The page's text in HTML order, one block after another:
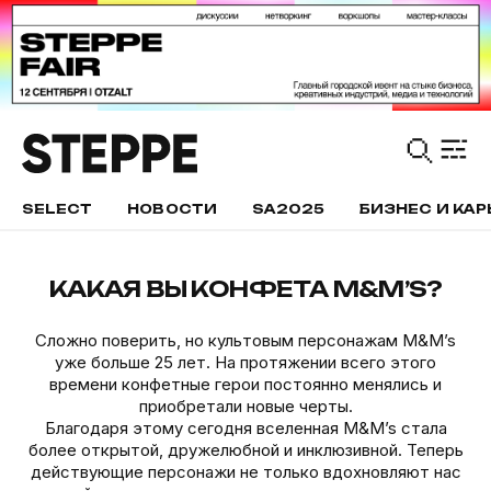
SELECT НОВОСТИ SA2025 БИЗНЕС И
КАКАЯ ВЫ КОНФЕТА M&M’S?
Сложно поверить, но культовым персонажам M&M’s
уже больше 25 лет. На протяжении всего этого
времени конфетные герои постоянно менялись и
приобретали новые черты.
Благодаря этому сегодня вселенная M&M’s стала
более открытой, дружелюбной и инклюзивной. Теперь
действующие персонажи не только вдохновляют нас